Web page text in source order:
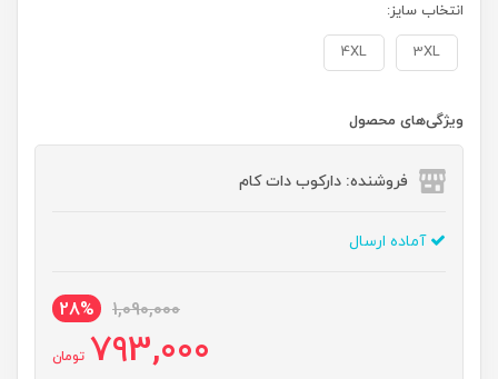
انتخاب سایز:
3XL
4XL
ویژگی‌های محصول
فروشنده: دارکوب دات کام
آماده ارسال
1,090,000
28%
793,000 تومان